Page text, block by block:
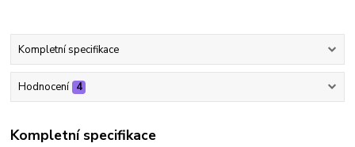
Kompletní specifikace
Hodnocení 4
Kompletní specifikace